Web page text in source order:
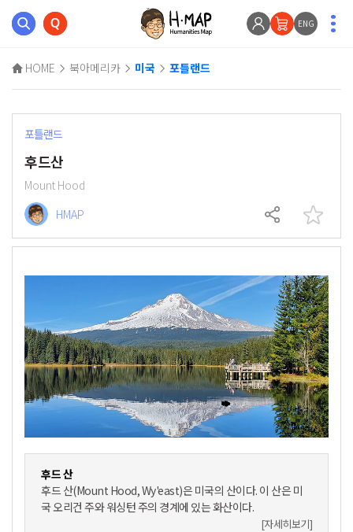
ENG
HOME 북아메리카 미국 포틀랜드
포틀랜드
후드산
Mount Hood
HMAP
후드 산
후드 산(Mount Hood, Wy'east)은 미국의 산이다. 이 산은 미
국 오리건 주와 워싱턴 주의 경계에 있는 화산이다.
[자세히보기]